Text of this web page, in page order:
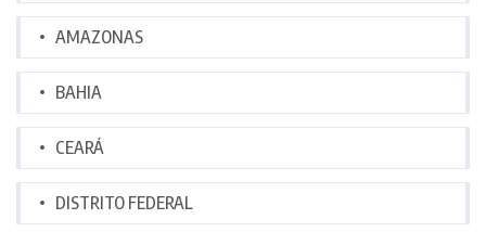
AMAZONAS
BAHIA
CEARÁ
DISTRITO FEDERAL